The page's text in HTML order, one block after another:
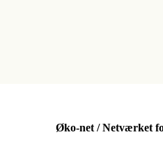
Øko-net / Netværket